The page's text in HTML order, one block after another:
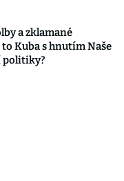
a zklamané
Kuba s hnutím Naše
politiky?